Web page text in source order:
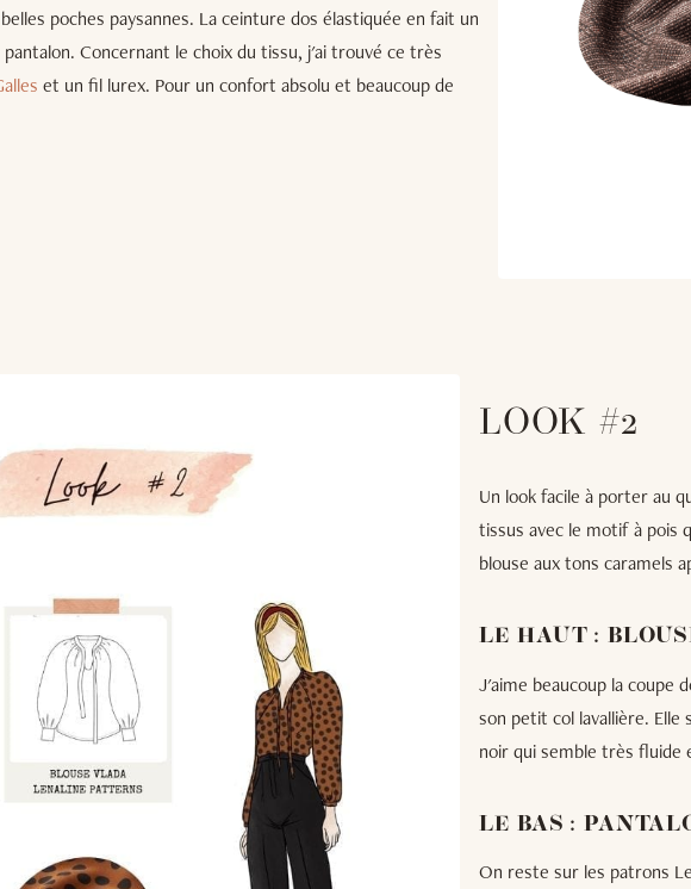
poches paysannes. La ceinture dos élastiquée en fait un
Concernant le choix du tissu, j'ai trouvé ce très
et un fil lurex. Pour un confort absolu et beaucoup de
LOOK #2
Un look facile à porter au
tissus avec le motif à pois
blouse aux tons caramels
LE HAUT :
J'aime beaucoup la coupe
son petit col lavallière. Elle
noir qui semble très fluide
LE BAS :
On reste sur les patrons